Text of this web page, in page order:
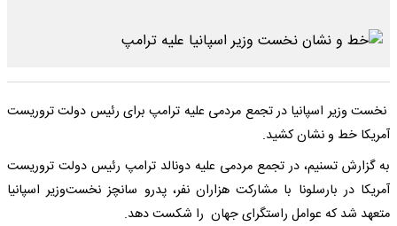
نخست وزیر اسپانیا در تجمع مردمی علیه ترامپ برای رئیس دولت تروریست
آمریکا خط و نشان کشید.
به گزارش تسنیم، در تجمع مردمی علیه دونالد ترامپ رئیس دولت تروریست
آمریکا در بارسلونا با مشارکت هزاران نفر، پدرو سانچز نخست‌وزیر اسپانیا
متعهد شد که عوامل راستگرای جهان را شکست دهد.